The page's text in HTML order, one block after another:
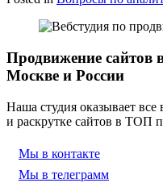
Продвижение сайтов
Москве и России
Наша студия оказывает
и раскрутке сайтов в ТОП
Мы в контакте
Мы в телеграмм